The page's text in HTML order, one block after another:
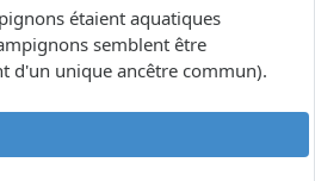
étaient aquatiques
semblent être
d'un unique ancêtre commun).